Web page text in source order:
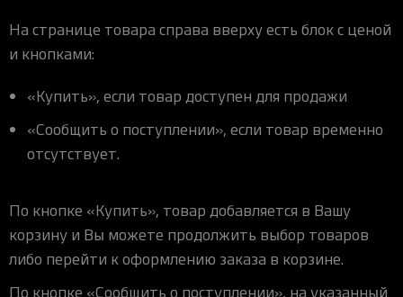
На странице товара справа вверху есть блок с ценой
и кнопками:
«Купить», если товар доступен для продажи
«Сообщить о поступлении», если товар временно
отсутствует.
По кнопке «Купить», товар добавляется в Вашу
корзину и Вы можете продолжить выбор товаров
либо перейти к оформлению заказа в корзине.
По кнопке «Сообщить о поступлении», на указанный